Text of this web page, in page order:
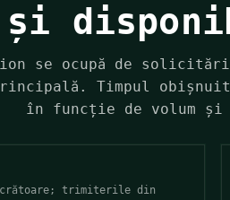
și
se ocupă de
Timpul
în funcție de volum
trimiterile din